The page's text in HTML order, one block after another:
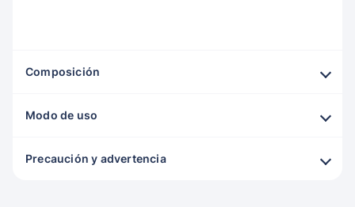
Composición
Modo de uso
Precaución y advertencia